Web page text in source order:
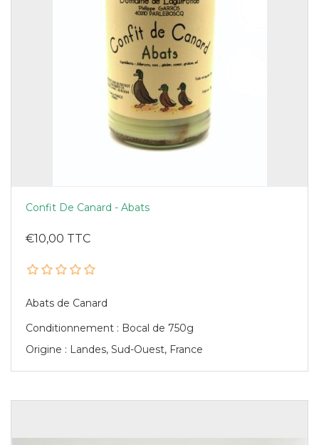
Confit De Canard - Abats
€10,00 TTC
Abats de Canard
Conditionnement : Bocal de 750g
Origine : Landes, Sud-Ouest, France